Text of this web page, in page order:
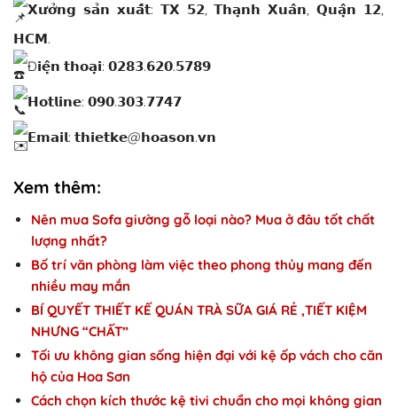
𝗫𝘂̛𝗼̛̉𝗻𝗴 𝘀𝗮̉𝗻 𝘅𝘂𝗮̂́𝘁: 𝗧𝗫 𝟱𝟮, 𝗧𝗵𝗮̣𝗻𝗵 𝗫𝘂𝗮̂𝗻, 𝗤𝘂𝗮̣̂𝗻 𝟭𝟮,
𝗛𝗖𝗠.
Đ𝗶𝗲̣̂𝗻 𝘁𝗵𝗼𝗮̣𝗶: 𝟬𝟮𝟴𝟯.𝟲𝟮𝟬.𝟱𝟳𝟴𝟵
𝗛𝗼𝘁𝗹𝗶𝗻𝗲: 𝟬𝟵𝟬.𝟯𝟬𝟯.𝟳𝟳𝟰𝟳
𝗘𝗺𝗮𝗶𝗹: 𝘁𝗵𝗶𝗲𝘁𝗸𝗲@𝗵𝗼𝗮𝘀𝗼𝗻.𝘃𝗻
Xem thêm:
Nên mua Sofa giường gỗ loại nào? Mua ở đâu tốt chất
lượng nhất?
Bố trí văn phòng làm việc theo phong thủy mang đến
nhiều may mắn
BÍ QUYẾT THIẾT KẾ QUÁN TRÀ SỮA GIÁ RẺ ,TIẾT KIỆM
NHƯNG “CHẤT”
Tối ưu không gian sống hiện đại với kệ ốp vách cho căn
hộ của Hoa Sơn
Cách chọn kích thước kệ tivi chuẩn cho mọi không gian